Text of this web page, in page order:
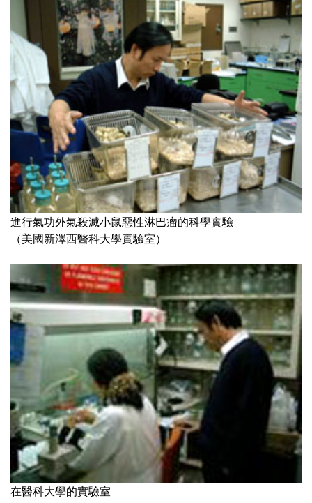
進行氣功外氣殺滅小鼠惡性淋巴瘤的科學實驗
（美國新澤西醫科大學實驗室）
在醫科大學的實驗室